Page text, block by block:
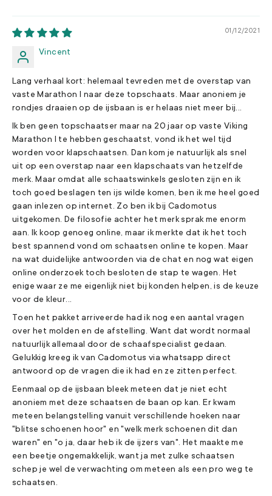
01/12/2021
Vincent
Lang verhaal kort: helemaal tevreden met de overstap van
vaste Marathon I naar deze topschaats. Maar anoniem je
rondjes draaien op de ijsbaan is er helaas niet meer bij...
Ik ben geen topschaatser maar na 20 jaar op vaste Viking
Marathon I te hebben geschaatst, vond ik het wel tijd
worden voor klapschaatsen. Dan kom je natuurlijk als snel
uit op een overstap naar een klapschaats van hetzelfde
merk. Maar omdat alle schaatswinkels gesloten zijn en ik
toch goed beslagen ten ijs wilde komen, ben ik me heel goed
gaan inlezen op internet. Zo ben ik bij Cadomotus
uitgekomen. De filosofie achter het merk sprak me enorm
aan. Ik koop genoeg online, maar ik merkte dat ik het toch
best spannend vond om schaatsen online te kopen. Maar
na wat duidelijke antwoorden via de chat en nog wat eigen
online onderzoek toch besloten de stap te wagen. Het
enige waar ze me eigenlijk niet bij konden helpen, is de keuze
voor de kleur...
Toen het pakket arriveerde had ik nog een aantal vragen
over het molden en de afstelling. Want dat wordt normaal
natuurlijk allemaal door de schaafspecialist gedaan.
Gelukkig kreeg ik van Cadomotus via whatsapp direct
antwoord op de vragen die ik had en ze zitten perfect.
Eenmaal op de ijsbaan bleek meteen dat je niet echt
anoniem met deze schaatsen de baan op kan. Er kwam
meteen belangstelling vanuit verschillende hoeken naar
"blitse schoenen hoor" en "welk merk schoenen dit dan
waren" en "o ja, daar heb ik de ijzers van". Het maakte me
een beetje ongemakkelijk, want ja met zulke schaatsen
schep je wel de verwachting om meteen als een pro weg te
schaatsen.